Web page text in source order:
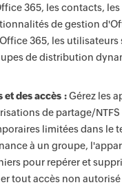
365, les contacts,
de gestion
365, les
de distribution
des accès :Gérez les
de partage/
limitées dans le
à un groupe,
pour repérer et
tout accès non